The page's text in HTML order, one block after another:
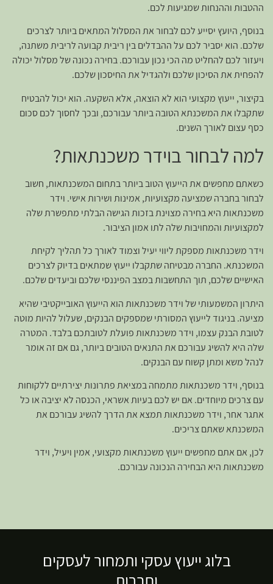
ההטבות וההנחות שמגיעות לכם.
בנוסף, היועץ יסייע לכם לבחור את המסלול המתאים ביותר לצרכים
שלכם. הוא יסביר לכם על ההבדלים בין ריבית קבועה לריבית משתנה,
ויעזור לכם להחליט מה הכי נכון עבורכם. בחירה נכונה של מסלול יכולה
להפחית את הסיכון שלכם ולהגדיל את החיסכון שלכם.
בקיצור, ייעוץ מקצועי הוא לא הוצאה, אלא השקעה. הוא יכול להבטיח
שתקבלו את המשכנתא הטובה ביותר עבורכם, ובכך לחסוך לכם סכום
כסף עצום לאורך השנים.
למה לבחור בוידר משכנתאות?
כשאתם מחפשים את הייעוץ הטוב ביותר בתחום המשכנתאות, חשוב
לבחור בחברה שמציעה מקצועיות, אמינות ושירות אישי. וידר
משכנתאות היא בחירה מצוינת בזכות הגישה הבלתי מתפשרת שלה
למקצועיות והמחויבות שלה לתו אמון הציבור.
וידר משכנתאות מספקת ליווי יעיל וצמוד לאורך כל תהליך לקיחת
המשכנתא. החברה מבטיחה שתקבלו ייעוץ שמתאים בדיוק לצרכים
האישיים שלכם, תוך התחשבות במצב הפיננסי שלכם וביעדים שלכם.
היתרון המשמעותי של וידר משכנתאות הוא הייעוץ האובייקטיבי שהיא
מציעה. בניגוד לייעוץ המסורתי שמספקים הבנקים, שעלול להיות מוטה
לטובת הבנק עצמו, וידר משכנתאות פועלת לטובתכם בלבד. המטרה
שלה היא להשיג עבורכם את התנאים הטובים ביותר, גם אם זה אומר
לנהל משא ומתן קשוח עם הבנקים.
בנוסף, וידר משכנתאות מתמחה במציאת פתרונות יצירתיים ללקוחות
עם צרכים מיוחדים. אם יש לכם בעיות אשראי, הכנסה לא יציבה או כל
אתגר אחר, וידר משכנתאות תמצא את הדרך להשיג עבורכם את
המשכנתא שאתם צריכים.
לכן, אם אתם מחפשים ייעוץ משכנתאות מקצועי, אמין ויעיל, וידר
משכנתאות היא הבחירה הנכונה עבורכם.
בלוג ייעוץ עסקי ותמחור לעסקים